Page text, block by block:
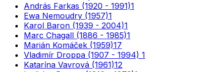
András Farkas (1920 - 1991)1
Ewa Nemoudry (1957)1
Karol Baron (1939 - 2004)1
Marc Chagall (1886 - 1985)1
Marián Komáček (1959)17
Vladimír Droppa (1907 - 1994) 1
Katarína Vavrová (1961)12